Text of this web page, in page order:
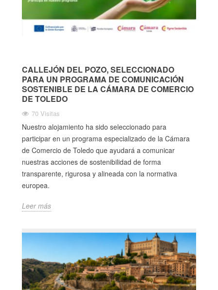
CALLEJÓN DEL POZO, SELECCIONADO
PARA UN PROGRAMA DE COMUNICACIÓN
SOSTENIBLE DE LA CÁMARA DE COMERCIO
DE TOLEDO
70 Visitas
Nuestro alojamiento ha sido seleccionado para
participar en un programa especializado de la Cámara
de Comercio de Toledo que ayudará a comunicar
nuestras acciones de sostenibilidad de forma
transparente, rigurosa y alineada con la normativa
europea.
Leer más